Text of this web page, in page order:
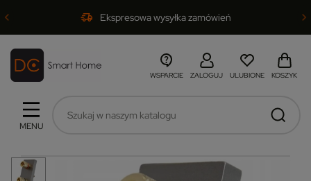
Ekspresowa wysyłka zamówień
MENU
WSPARCIE ZALOGUJ ULUBIONE KOSZYK